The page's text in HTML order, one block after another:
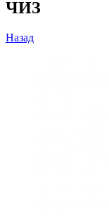
ЧИЗ
Назад